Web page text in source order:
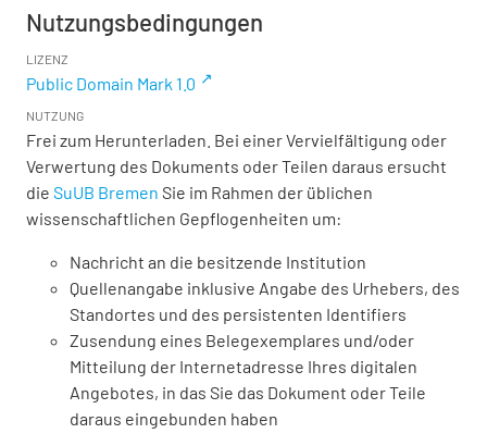
Nutzungsbedingungen
LIZENZ
Public Domain Mark 1.0
NUTZUNG
Frei zum Herunterladen. Bei einer Vervielfältigung oder
Verwertung des Dokuments oder Teilen daraus ersucht
die SuUB Bremen Sie im Rahmen der üblichen
wissenschaftlichen Gepflogenheiten um:
Nachricht an die besitzende Institution
Quellenangabe inklusive Angabe des Urhebers, des
Standortes und des persistenten Identifiers
Zusendung eines Belegexemplares und/oder
Mitteilung der Internetadresse Ihres digitalen
Angebotes, in das Sie das Dokument oder Teile
daraus eingebunden haben